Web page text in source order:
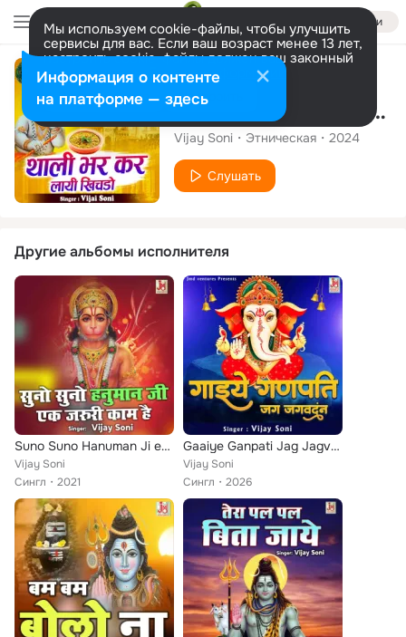
Войти
Мы используем cookie-файлы, чтобы улучшить
сервисы для вас. Если ваш возраст менее 13 лет,
настроить cookie-файлы должен ваш законный
представитель. Больше информации
Разрешить все Настроить
Сингл
Thali Bhar Kar Lyai Khichdo
Vijay Soni Этническая 2024
Слушать
Другие альбомы исполнителя
Suno Suno Hanuman Ji ek jaruri Kaam hai
Vijay Soni
Сингл
2021
Gaaiye Ganpati Jag Jagvandan
Vijay Soni
Сингл
2026
Информация о контенте
на платформе — здесь